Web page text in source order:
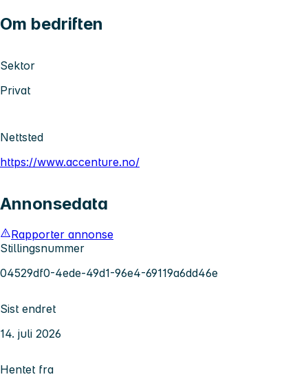
Om bedriften
Sektor
Privat
Nettsted
https://www.accenture.no/
Annonsedata
Rapporter annonse
Stillingsnummer
04529df0-4ede-49d1-96e4-69119a6dd46e
Sist endret
14. juli 2026
Hentet fra